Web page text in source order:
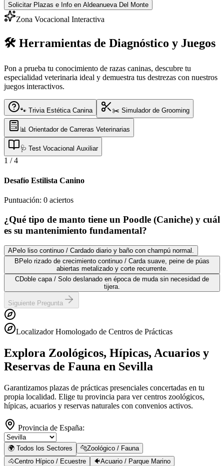
Solicitar Plazas e Info en Aldeanueva Del Monte
Zona Vocacional Interactiva
🛠️ Herramientas de Diagnóstico y Juegos
Pon a prueba tu conocimiento de razas caninas, descubre tu
especialidad veterinaria ideal y demuestra tus destrezas con nuestros
juegos interactivos.
🐾 Trivia Estética Canina ✂️ Simulador de Grooming
📊 Orientador de Carreras Veterinarias
🩺 Test Vocacional Auxiliar
1 /4
Desafío Estilista Canino
Puntuación: 0 aciertos
¿Qué tipo de manto tiene un Poodle (Caniche) y cuál
es su mantenimiento fundamental?
APelo liso continuo / Cardado diario y baño con champú normal.
B Pelo rizado de crecimiento continuo / Carda suave, peine de púas
abiertas metalizado y corte recurrente.
CDoble capa / Solo deslanado en época de muda sin necesidad de
tijera.
Siguiente Pregunta
Localizador Homologado de Centros de Prácticas
Explora Zoológicos, Hípicas, Acuarios y
Reservas de Fauna en Sevilla
Garantizamos plazas de prácticas presenciales concertadas en tu
propia localidad. Elige tu provincia para ver centros zoológicos,
hípicas, acuarios y reservas naturales con convenios activos.
Provincia de España:
🌍 Todos los Sectores 🐆Zoológico / Fauna
🐴Centro Hípico / Ecuestre 🐠Acuario / Parque Marino